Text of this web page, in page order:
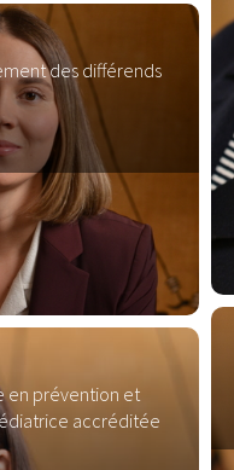
des différends
en prévention et
accréditée